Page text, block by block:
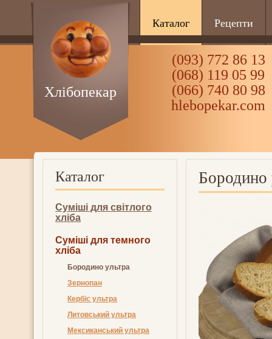
Каталог Рецепти
(093) 772 86 13
(068) 119 05 99
(066) 740 80 98
hlebopekar.com
Хлібопекар
Каталог
Суміші для світлого
хліба
Суміші для темного
хліба
Бородино ультра
Зернопан
Кербіс ультра
Литовський ультра
Мексиканський ультра
Бородино